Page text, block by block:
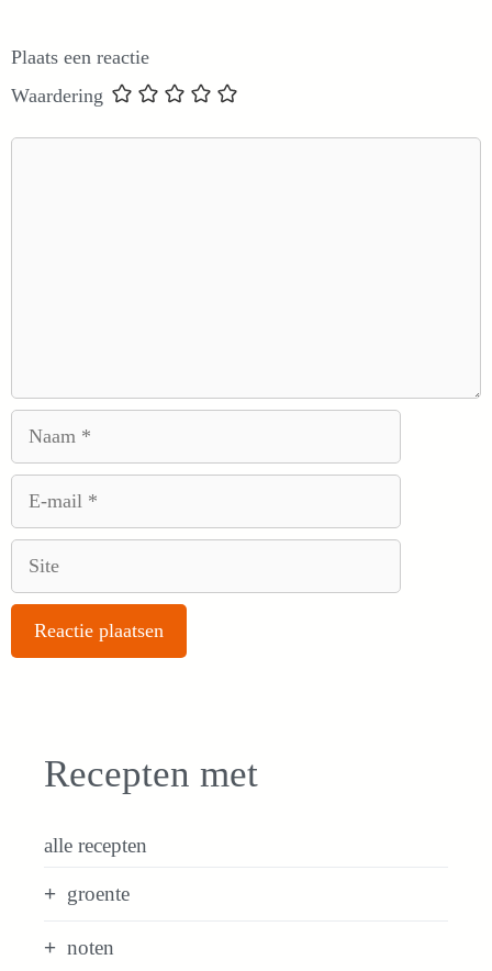
Plaats een reactie
Waardering
Recepten met
alle recepten
groente
noten